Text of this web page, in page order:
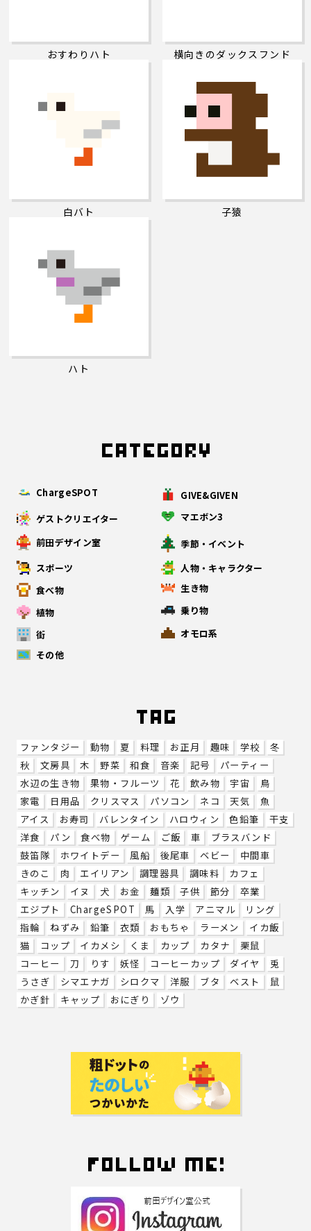
ChargeSPOT
GIVE&GIVEN
ゲストクリエイター
マエボン3
前田デザイン室
季節・イベント
スポーツ
人物・キャラクター
食べ物
生き物
植物
乗り物
街
オモロ系
その他
ファンタジー 動物 夏 料理 お正月 趣味 学校
冬
秋
文房具 木 野菜 和食 音楽 記号
パーティー
水辺の生き物
果物・フルーツ 花 飲み物 宇宙
鳥
家電
日用品 クリスマス パソコン ネコ 天気
魚
アイス
お寿司 バレンタイン ハロウィン 色鉛筆
干支
洋食
パン 食べ物 ゲーム ご飯 車
ブラスバンド
鼓笛隊
ホワイトデー 風船 後尾車 ベビー
中間車
きのこ
肉 エイリアン 調理器具 調味料
カフェ
キッチン
イヌ 犬 お金 麺類 子供 節分
卒業
エジプト
ChargeSPOT 馬 入学 アニマル
リング
指輪
ねずみ 鉛筆 衣類 おもちゃ ラーメン
イカ飯
猫
コップ イカメシ くま カップ カタナ
栗鼠
コーヒー
刀 りす 妖怪 コーヒーカップ ダイヤ
兎
うさぎ
シマエナガ シロクマ 洋服 ブタ ベスト
鼠
かぎ針
キャップ おにぎり ゾウ
おすわりハト 横向きのダックスフンド
白バト 子猿
ハト